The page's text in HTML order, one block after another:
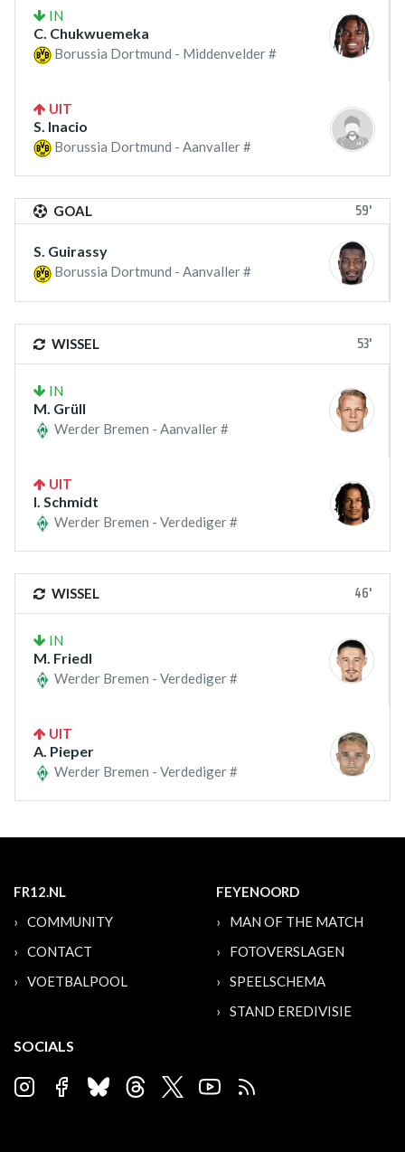
IN
C. Chukwuemeka
Borussia Dortmund - Middenvelder #
UIT
S. Inacio
Borussia Dortmund - Aanvaller #
GOAL 59'
S. Guirassy
Borussia Dortmund - Aanvaller #
WISSEL 53'
IN
M. Grüll
Werder Bremen - Aanvaller #
UIT
I. Schmidt
Werder Bremen - Verdediger #
WISSEL 46'
IN
M. Friedl
Werder Bremen - Verdediger #
UIT
A. Pieper
Werder Bremen - Verdediger #
FR12.NL
COMMUNITY
CONTACT
VOETBALPOOL
FEYENOORD
MAN OF THE MATCH
FOTOVERSLAGEN
SPEELSCHEMA
STAND EREDIVISIE
SOCIALS